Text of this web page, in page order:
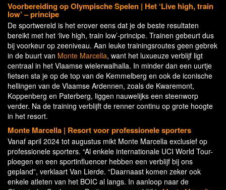
Voorbereiding op Olympische Spelen | Het ‘Live high, train
low’ – principe
De sportwereld is het erover eens dat je de beste resultaten
bereikt met het ‘live high, train low’-principe. Trainen gebeurt dus
bij voorkeur op zeeniveau. Aan leuke trainingsroutes geen gebrek
in de buurt van Monte Marcella, want het luxueuze verblijf ligt
centraal in het Vlaamse wielerwalhalla. In minder dan een uurtje
fietsen sta je op de top van de Kemmelberg en ook de iconische
hellingen van de Vlaamse Ardennen, zoals de Kwaremont,
Koppenberg en Paterberg, liggen nauwelijks een steenworp
verder. Na de training verblijft de renner continu op grote hoogte
in het resort.
Monte Marcella | Resort voor professionele sporters
Vanaf april 2024 tot augustus mikt Monte Marcella exclusief op
professionele sporters. “Al enkele internationale UCI World Tour-
ploegen en een sportinfluencer hebben een verblijf bij ons
gepland”, verklaart Van Lierde. “Daarnaast komen zeker ook
enkele atleten van het BOIC al langs. In aanloop naar de